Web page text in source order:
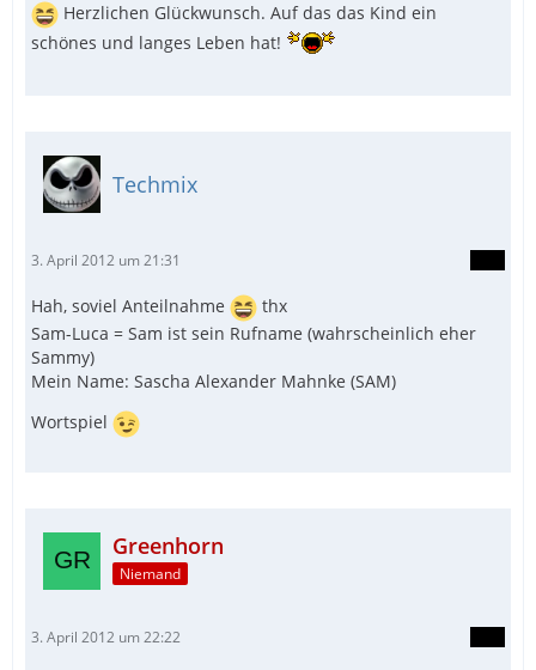
Herzlichen Glückwunsch. Auf das das Kind ein
schönes und langes Leben hat!
Techmix
3. April 2012 um 21:31
Hah, soviel Anteilnahme
thx
Sam-Luca = Sam ist sein Rufname (wahrscheinlich eher
Sammy)
Mein Name: Sascha Alexander Mahnke (SAM)
Wortspiel
Greenhorn
Niemand
3. April 2012 um 22:22